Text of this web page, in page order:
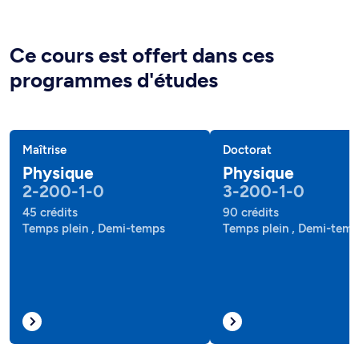
Ce cours est offert dans ces
programmes d'études
Maîtrise
Physique
2-200-1-0
45 crédits
Temps plein , Demi-temps
Doctorat
Physique
3-200-1-0
90 crédits
Temps plein , Demi-